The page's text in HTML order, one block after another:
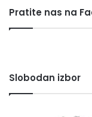
Pratite nas na
Slobodan izbor